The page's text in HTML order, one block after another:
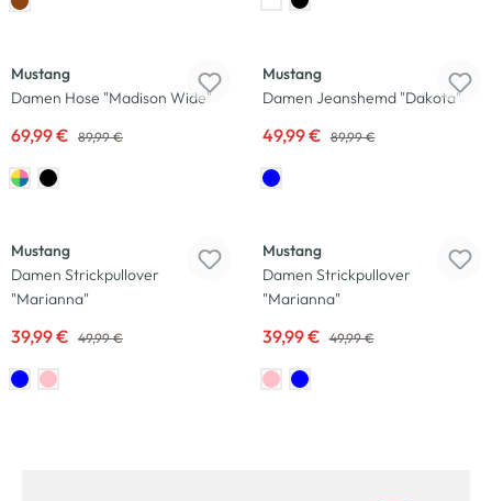
Mustang
Damen Hose "Madison Wide"
69,99 € 89,99 €
Mustang
Damen Jeanshemd "Dakota"
49,99 € 89,99 €
Mustang
Damen Strickpullover
"Marianna"
39,99 € 49,99 €
Mustang
Damen Strickpullover
"Marianna"
39,99 € 49,99 €